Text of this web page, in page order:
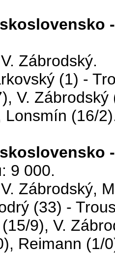
Zábrodský.
(1) -
V.
Lonsmín (16/
9 000.
Zábrodský,
(33) -
9), V.
Reimann (1/